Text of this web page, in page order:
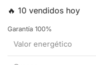
🔥 10 vendidos hoy
Garantía 100%
Valor energético